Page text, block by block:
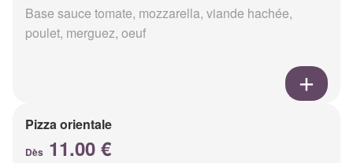
Base sauce tomate, mozzarella, viande hachée,
poulet, merguez, oeuf
Pizza orientale
Dès 11.00 €